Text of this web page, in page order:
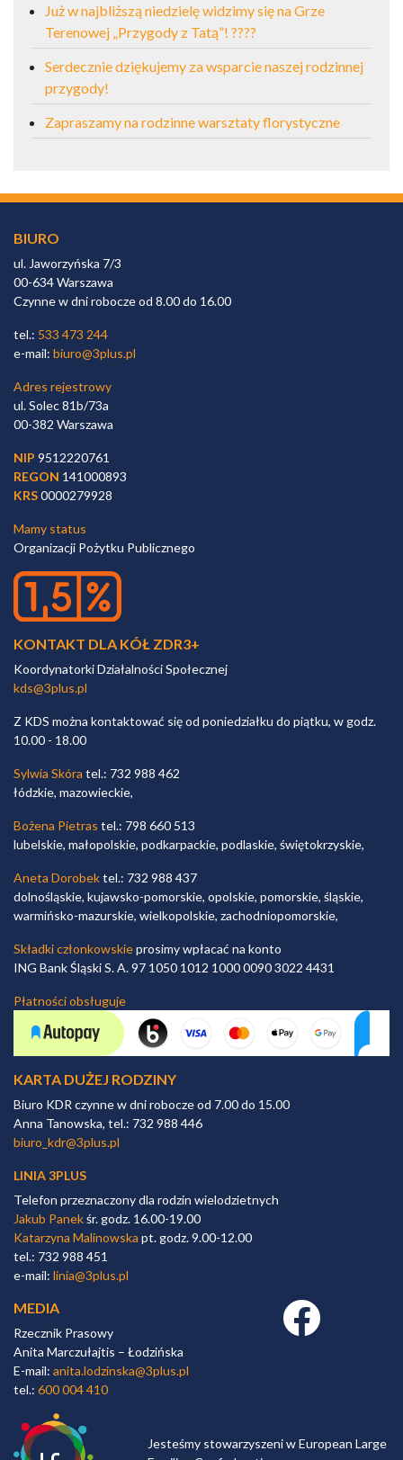
Już w najbliższą niedzielę widzimy się na Grze
Terenowej „Przygody z Tatą”! ????
Serdecznie dziękujemy za wsparcie naszej rodzinnej
przygody!
Zapraszamy na rodzinne warsztaty florystyczne
BIURO
ul. Jaworzyńska 7/3
00-634 Warszawa
Czynne w dni robocze od 8.00 do 16.00
tel.: 533 473 244
e-mail: biuro@3plus.pl
Adres rejestrowy
ul. Solec 81b/73a
00-382 Warszawa
NIP 9512220761
REGON 141000893
KRS0000279928
Mamy status
Organizacji Pożytku Publicznego
KONTAKT DLA KÓŁ ZDR3+
Koordynatorki Działalności Społecznej
kds@3plus.pl
Z KDS można kontaktować się od poniedziałku do piątku, w godz.
10.00 - 18.00
Sylwia Skóra tel.: 732 988 462
łódzkie, mazowieckie,
Bożena Pietras tel.: 798 660 513
lubelskie, małopolskie, podkarpackie, podlaskie, świętokrzyskie,
Aneta Dorobektel.: 732 988 437
dolnośląskie, kujawsko-pomorskie, opolskie, pomorskie, śląskie,
warmińsko-mazurskie, wielkopolskie, zachodniopomorskie,
Składki członkowskieprosimy wpłacać na konto
ING Bank Śląski S. A. 97 1050 1012 1000 0090 3022 4431
Płatności obsługuje
KARTA DUŻEJ RODZINY
Biuro KDR czynne w dni robocze od 7.00 do 15.00
Anna Tanowska, tel.: 732 988 446
biuro_kdr@3plus.pl
LINIA 3PLUS
Telefon przeznaczony dla rodzin wielodzietnych
Jakub Panekśr. godz. 16.00-19.00
Katarzyna Malinowska pt. godz. 9.00-12.00
tel.: 732 988 451
e-mail: linia@3plus.pl
MEDIA
Rzecznik Prasowy
Anita Marczułajtis – Łodzińska
E-mail: anita.lodzinska@3plus.pl
tel.: 600 004 410
Facebook link
Jesteśmy stowarzyszeni w European Large